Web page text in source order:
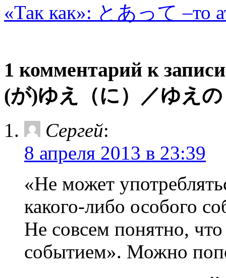
«Так как»: とあって –то
1 комментарий к
(が)ゆえ（に）／ゆえ
Сергей:
8 апреля 2013 в 23:39
«Не может
какого-либо особого
Не совсем понятно,
событием». Можно